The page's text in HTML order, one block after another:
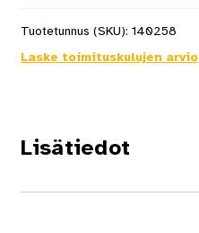
Tuotetunnus (SKU): 140258
Laske toimituskulujen arvio
Lisätiedot